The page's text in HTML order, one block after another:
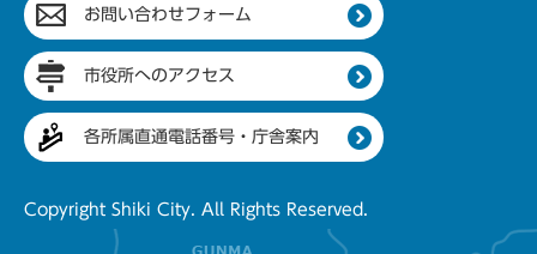
お問い合わせフォーム
市役所へのアクセス
各所属直通電話番号・庁舎案内
Copyright Shiki City. All Rights Reserved.